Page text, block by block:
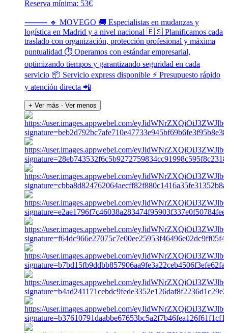
Reserva mínima: 53€
⸻ 🔹 MOVEGO 🚚 Especialistas en mudanzas y
logística en Madrid y a nivel nacional 🇪🇸 Planificamos cada
traslado con organización, protección profesional y máxima
puntualidad ⏱️ Operamos con estándar empresarial,
optimizando tiempos y garantizando seguridad en cada
servicio 📦 Servicio express disponible ⚡ Presupuesto rápido
y atención directa 📲
+ Ver más - Ver menos